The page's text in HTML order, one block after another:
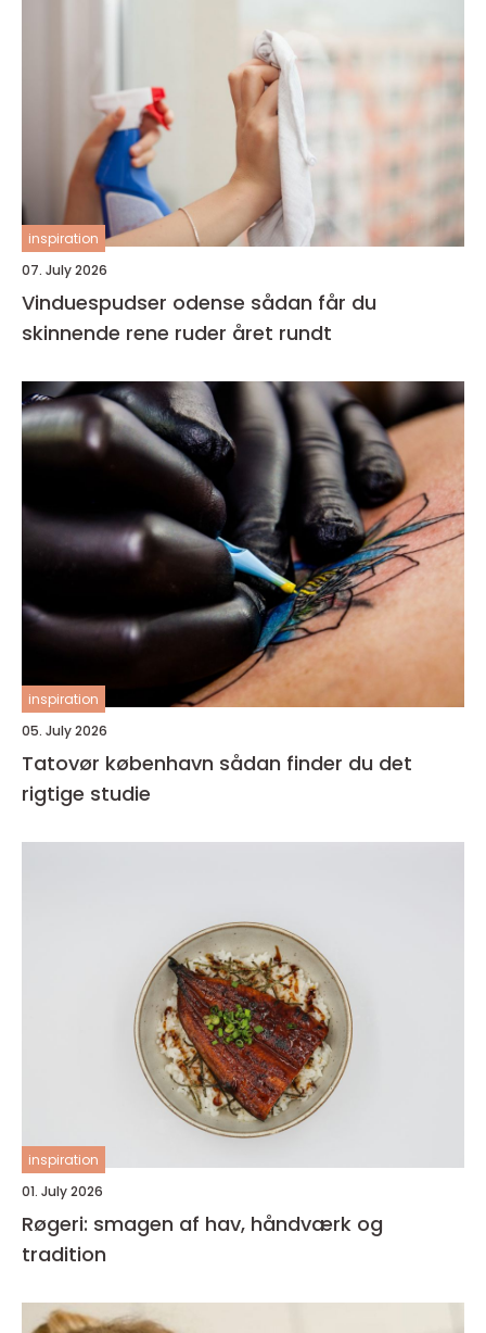
inspiration
07. July 2026
Vinduespudser odense sådan får du
skinnende rene ruder året rundt
inspiration
05. July 2026
Tatovør københavn sådan finder du det
rigtige studie
inspiration
01. July 2026
Røgeri: smagen af hav, håndværk og
tradition